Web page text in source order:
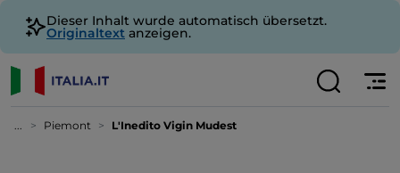
Dieser Inhalt wurde automatisch übersetzt.
Originaltext anzeigen.
... Piemont L'Inedito Vigin Mudest